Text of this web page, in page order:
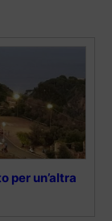
per un’altra